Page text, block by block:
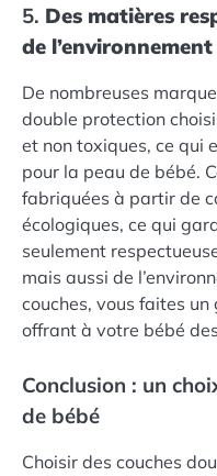
5. Des matières
de l’environnement
De nombreuses
double protection
et non toxiques, ce qui
pour la peau de bébé.
fabriquées à partir de
écologiques, ce qui
seulement
mais aussi de
couches, vous faites
offrant à votre bébé
Conclusion : un
de bébé
Choisir des couches